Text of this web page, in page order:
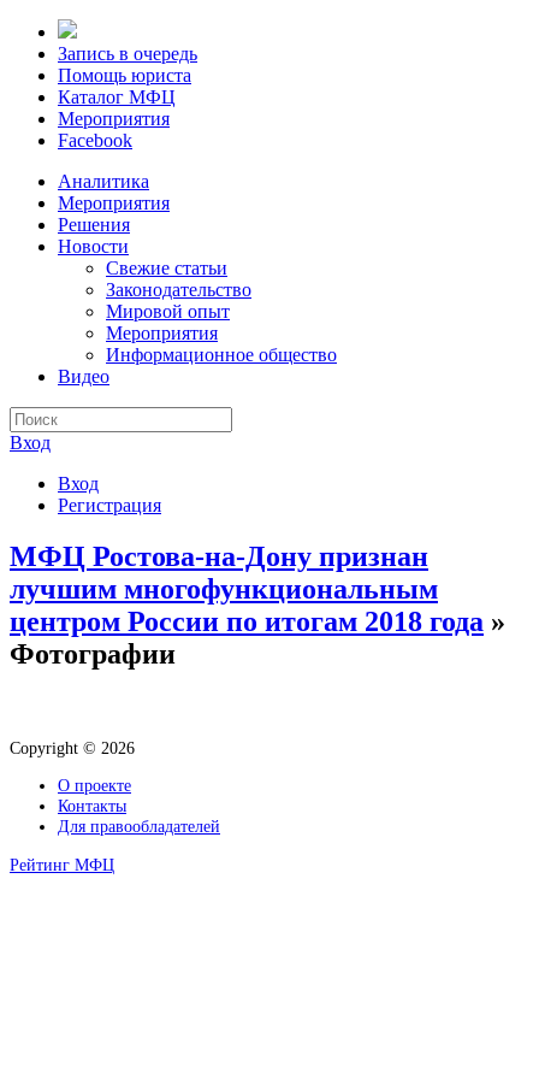
Запись в очередь
Помощь юриста
Каталог МФЦ
Мероприятия
Facebook
Аналитика
Мероприятия
Решения
Новости
Свежие статьи
Законодательство
Мировой опыт
Мероприятия
Информационное общество
Видео
Вход
Вход
Регистрация
МФЦ Ростова-на-Дону признан
лучшим многофункциональным
центром России по итогам 2018 года »
Фотографии
Copyright © 2026
О проекте
Контакты
Для правообладателей
Рейтинг МФЦ